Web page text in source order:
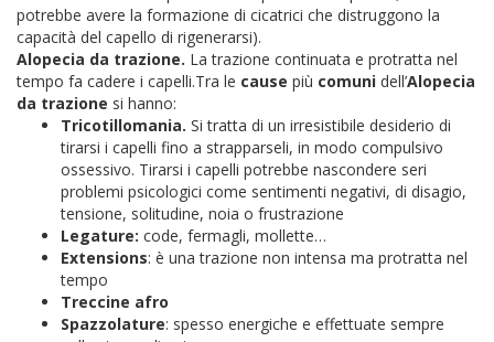
potrebbe avere la formazione di cicatrici che distruggono la
capacità del capello di rigenerarsi).
Alopecia da trazione. La trazione continuata e protratta nel
tempo fa cadere i capelli.Tra le cause più comuni dell’Alopecia
da trazione si hanno:
Tricotillomania. Si tratta di un irresistibile desiderio di
tirarsi i capelli fino a strapparseli, in modo compulsivo
ossessivo. Tirarsi i capelli potrebbe nascondere seri
problemi psicologici come sentimenti negativi, di disagio,
tensione, solitudine, noia o frustrazione
Legature: code, fermagli, mollette…
Extensions: è una trazione non intensa ma protratta nel
tempo
Treccine afro
Spazzolature: spesso energiche e effettuate sempre